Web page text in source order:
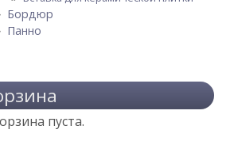
Бордюр
Панно
пуста.